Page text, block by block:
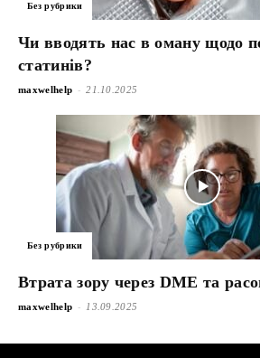
Без рубрики
Чи вводять нас в оману щодо
статинів?
maxwelhelp - 21.10.2025
Без рубрики
Втрата зору через DME та
maxwelhelp - 13.09.2025